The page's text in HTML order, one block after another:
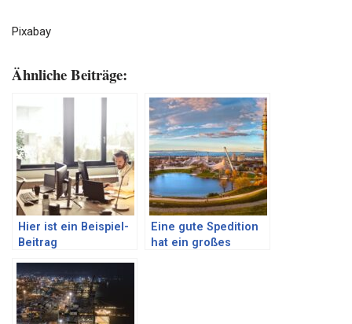
Pixabay
Ähnliche Beiträge:
Hier ist ein Beispiel-
Beitrag
Eine gute Spedition
hat ein großes